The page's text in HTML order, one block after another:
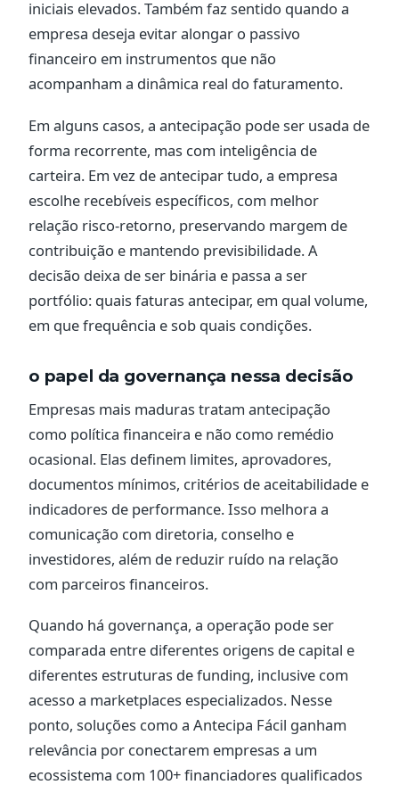
iniciais elevados. Também faz sentido quando a
empresa deseja evitar alongar o passivo
financeiro em instrumentos que não
acompanham a dinâmica real do faturamento.
Em alguns casos, a antecipação pode ser usada de
forma recorrente, mas com inteligência de
carteira. Em vez de antecipar tudo, a empresa
escolhe recebíveis específicos, com melhor
relação risco-retorno, preservando margem de
contribuição e mantendo previsibilidade. A
decisão deixa de ser binária e passa a ser
portfólio: quais faturas antecipar, em qual volume,
em que frequência e sob quais condições.
o papel da governança nessa decisão
Empresas mais maduras tratam antecipação
como política financeira e não como remédio
ocasional. Elas definem limites, aprovadores,
documentos mínimos, critérios de aceitabilidade e
indicadores de performance. Isso melhora a
comunicação com diretoria, conselho e
investidores, além de reduzir ruído na relação
com parceiros financeiros.
Quando há governança, a operação pode ser
comparada entre diferentes origens de capital e
diferentes estruturas de funding, inclusive com
acesso a marketplaces especializados. Nesse
ponto, soluções como a Antecipa Fácil ganham
relevância por conectarem empresas a um
ecossistema com 100+ financiadores qualificados